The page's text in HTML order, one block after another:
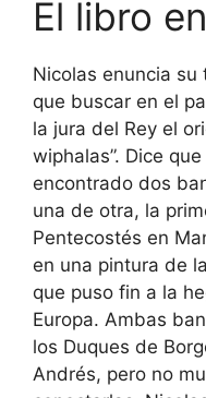
El libro
Nicolas enuncia su
que buscar en el
la jura del Rey el
wiphalas”. Dice
encontrado dos
una de otra, la
Pentecostés en
en una pintura de
que puso fin a la
Europa. Ambas
los Duques de
Andrés, pero no